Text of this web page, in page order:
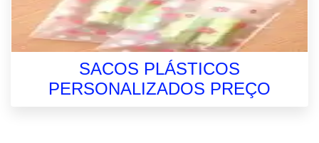
SACOS PLÁSTICOS
PERSONALIZADOS PREÇO